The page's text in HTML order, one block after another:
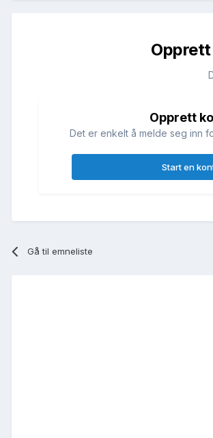
Opprett
Det er enkelt å melde seg inn
Start en
Gå til emneliste